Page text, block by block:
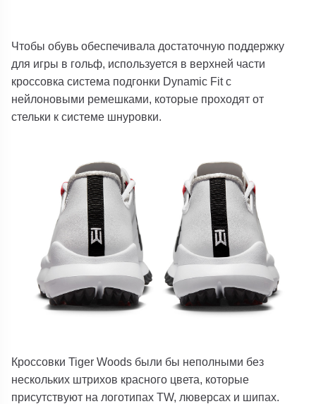
Чтобы обувь обеспечивала достаточную поддержку
для игры в гольф, используется в верхней части
кроссовка система подгонки Dynamic Fit с
нейлоновыми ремешками, которые проходят от
стельки к системе шнуровки.
Кроссовки Tiger Woods были бы неполными без
нескольких штрихов красного цвета, которые
присутствуют на логотипах TW, люверсах и шипах.